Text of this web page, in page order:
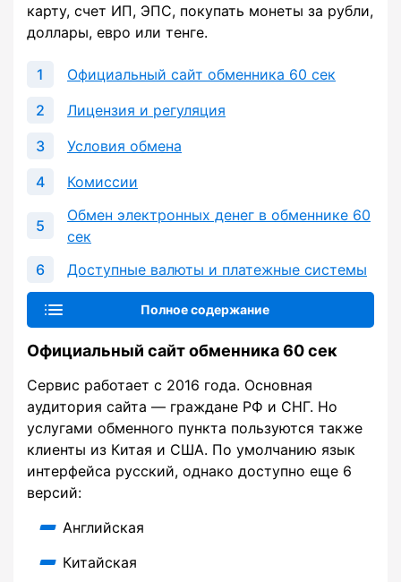
карту, счет ИП, ЭПС, покупать монеты за рубли,
доллары, евро или тенге.
Официальный сайт обменника 60 сек
Лицензия и регуляция
Условия обмена
Комиссии
Обмен электронных денег в обменнике 60
сек
Доступные валюты и платежные системы
Полное содержание
Официальный сайт обменника 60 сек
Сервис работает с 2016 года. Основная
аудитория сайта — граждане РФ и СНГ. Но
услугами обменного пункта пользуются также
клиенты из Китая и США. По умолчанию язык
интерфейса русский, однако доступно еще 6
версий:
Английская
Китайская